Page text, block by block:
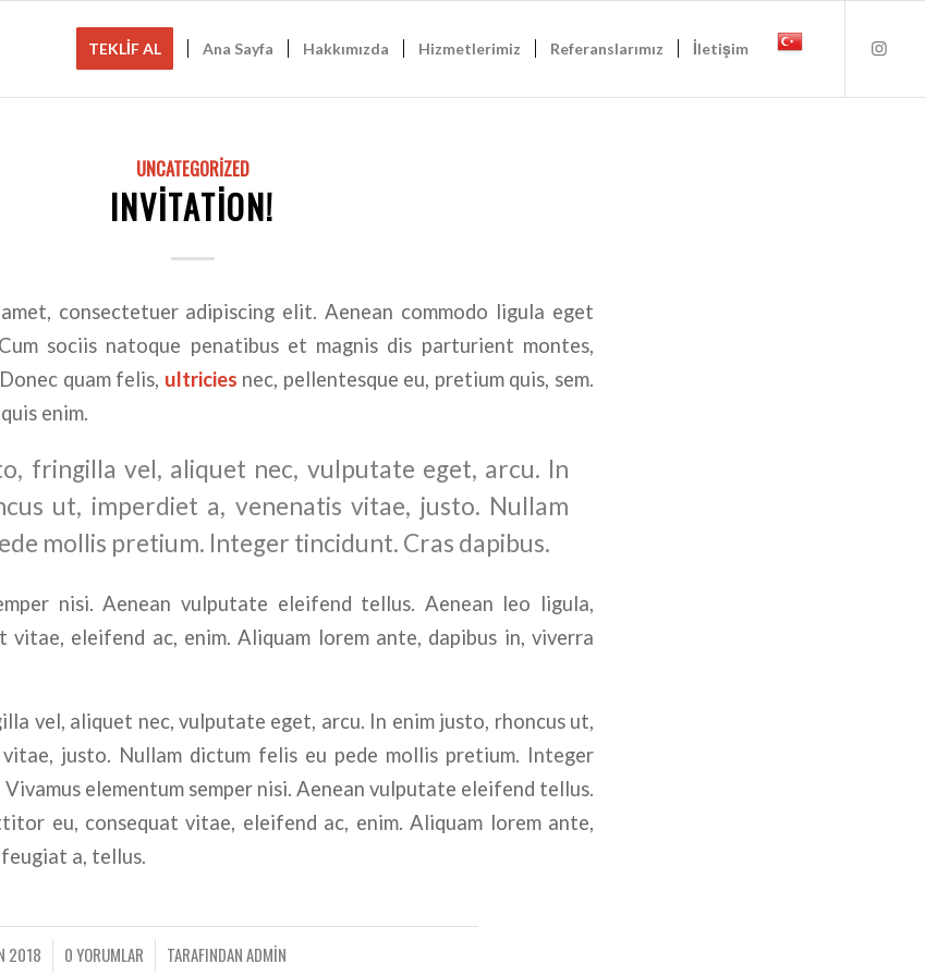
TEKLİF AL Ana Sayfa Hakkımızda Hizmetlerimiz Referanslarımız İletişim
UNCATEGORIZED
INVITATION!
consectetuer adipiscing elit. Aenean commodo ligula eget
sociis natoque penatibus et magnis dis parturient montes,
quam felis, ultricies nec, pellentesque eu, pretium quis, sem.
enim.
fringilla vel, aliquet nec, vulputate eget, arcu. In
ut, imperdiet a, venenatis vitae, justo. Nullam
mollis pretium. Integer tincidunt. Cras dapibus.
nisi. Aenean vulputate eleifend tellus. Aenean leo ligula,
eleifend ac, enim. Aliquam lorem ante, dapibus in, viverra
vel, aliquet nec, vulputate eget, arcu. In enim justo, rhoncus ut,
justo. Nullam dictum felis eu pede mollis pretium. Integer
elementum semper nisi. Aenean vulputate eleifend tellus.
eu, consequat vitae, eleifend ac, enim. Aliquam lorem ante,
a, tellus.
2018 0 YORUMLAR
/ TARAFINDANADMIN